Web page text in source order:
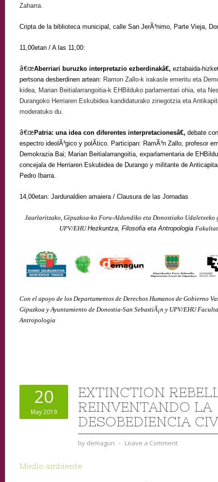
Zaharra.
Cripta de la biblioteca municipal, calle San JerÃ³nimo, Parte Vieja,
11,00etan / A las 11,00:
â€œAberriari buruzko interpretazio ezberdinakâ€, eztabaida-
pertsona desberdinen artean: Ramon Zallo-k irakasle emeritu eta
kidea, Marian Beitialarrangoitia-k EHBilduko parlamentari ohia, eta
Durangoko Herriaren Eskubidea kandidaturako zinegotzia eta
moderatuko du.
â€œ Patria: una idea con diferentes interpretacionesâ€, debate
espectro ideolÃ³gico y polÃ­tico. Participan: RamÃ³n Zallo, profesor
Demokrazia Bai; Marian Beitialarrangoitia, exparlamentaria de
concejala de Herriaren Eskubidea de Durango y militante de
Pedro Ibarra.
14,00etan: Jardunaldien amaiera / Clausura de las Jornadas
Jaurlaritzako, Gipuzkoa-ko Foru-Aldundiko eta Donostiako Udaletxeko
UPV/EHUHezkuntza, Filosofia eta Antropologia
Con el apoyo de los Departamentos de Derechos Humanos de Gobierno
Gipuzkoa y Ayuntamiento de Donostia-San SebastiÃ¡n y UPV/EHU
Antropologia
20
May 2019
EXTINCTION
REINVENTANDO LA
DESOBEDIENCIA
by demagun ⋅ Leave a Comment
Medio ambiente